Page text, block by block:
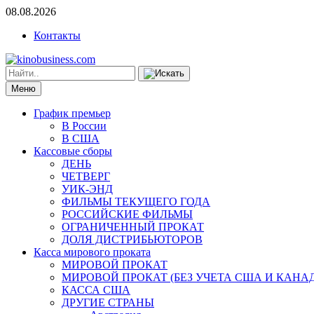
08.08.2026
Контакты
Меню
График премьер
В России
В США
Кассовые сборы
ДЕНЬ
ЧЕТВЕРГ
УИК-ЭНД
ФИЛЬМЫ ТЕКУЩЕГО ГОДА
РОССИЙСКИЕ ФИЛЬМЫ
ОГРАНИЧЕННЫЙ ПРОКАТ
ДОЛЯ ДИСТРИБЬЮТОРОВ
Касса мирового проката
МИРОВОЙ ПРОКАТ
МИРОВОЙ ПРОКАТ (БЕЗ УЧЕТА США И
КАССА США
ДРУГИЕ СТРАНЫ